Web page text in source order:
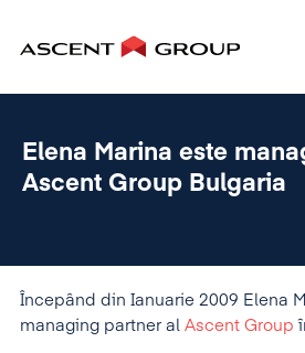
Elena Marina este
Ascent Group Bulgaria
Începând din Ianuarie 2009 Elena
managing partner al Ascent Group